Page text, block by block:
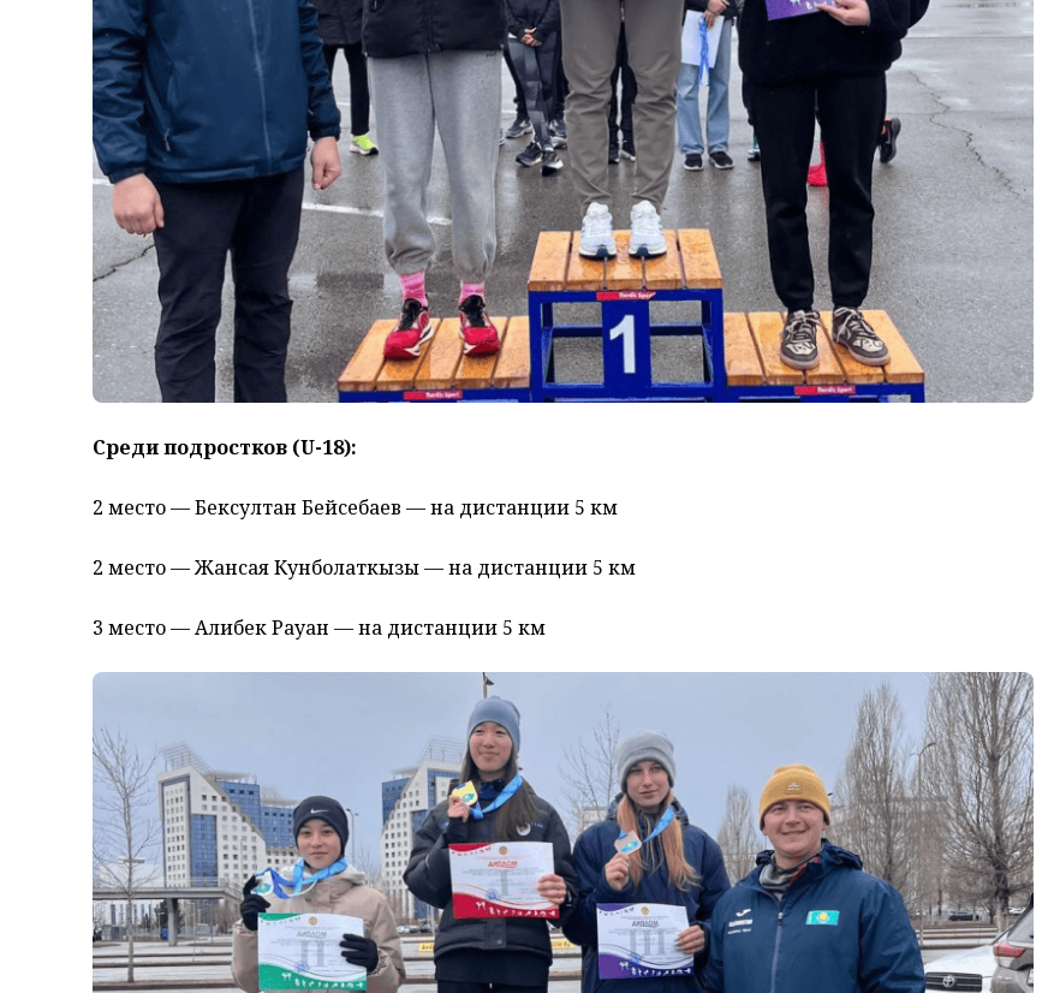
Среди подростков (U-18):
2 место — Бексултан Бейсебаев — на дистанции 5 км
2 место — Жансая Кунболаткызы — на дистанции 5 км
3 место — Алибек Рауан — на дистанции 5 км